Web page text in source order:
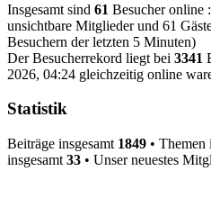
Insgesamt sind 61 Besucher online
unsichtbare Mitglieder und 61
Besuchern der letzten 5 Minuten)
Der Besucherrekord liegt bei 3341
2026, 04:24 gleichzeitig online
Statistik
Beiträge insgesamt 1849 • Themen
insgesamt 33 • Unser neuestes